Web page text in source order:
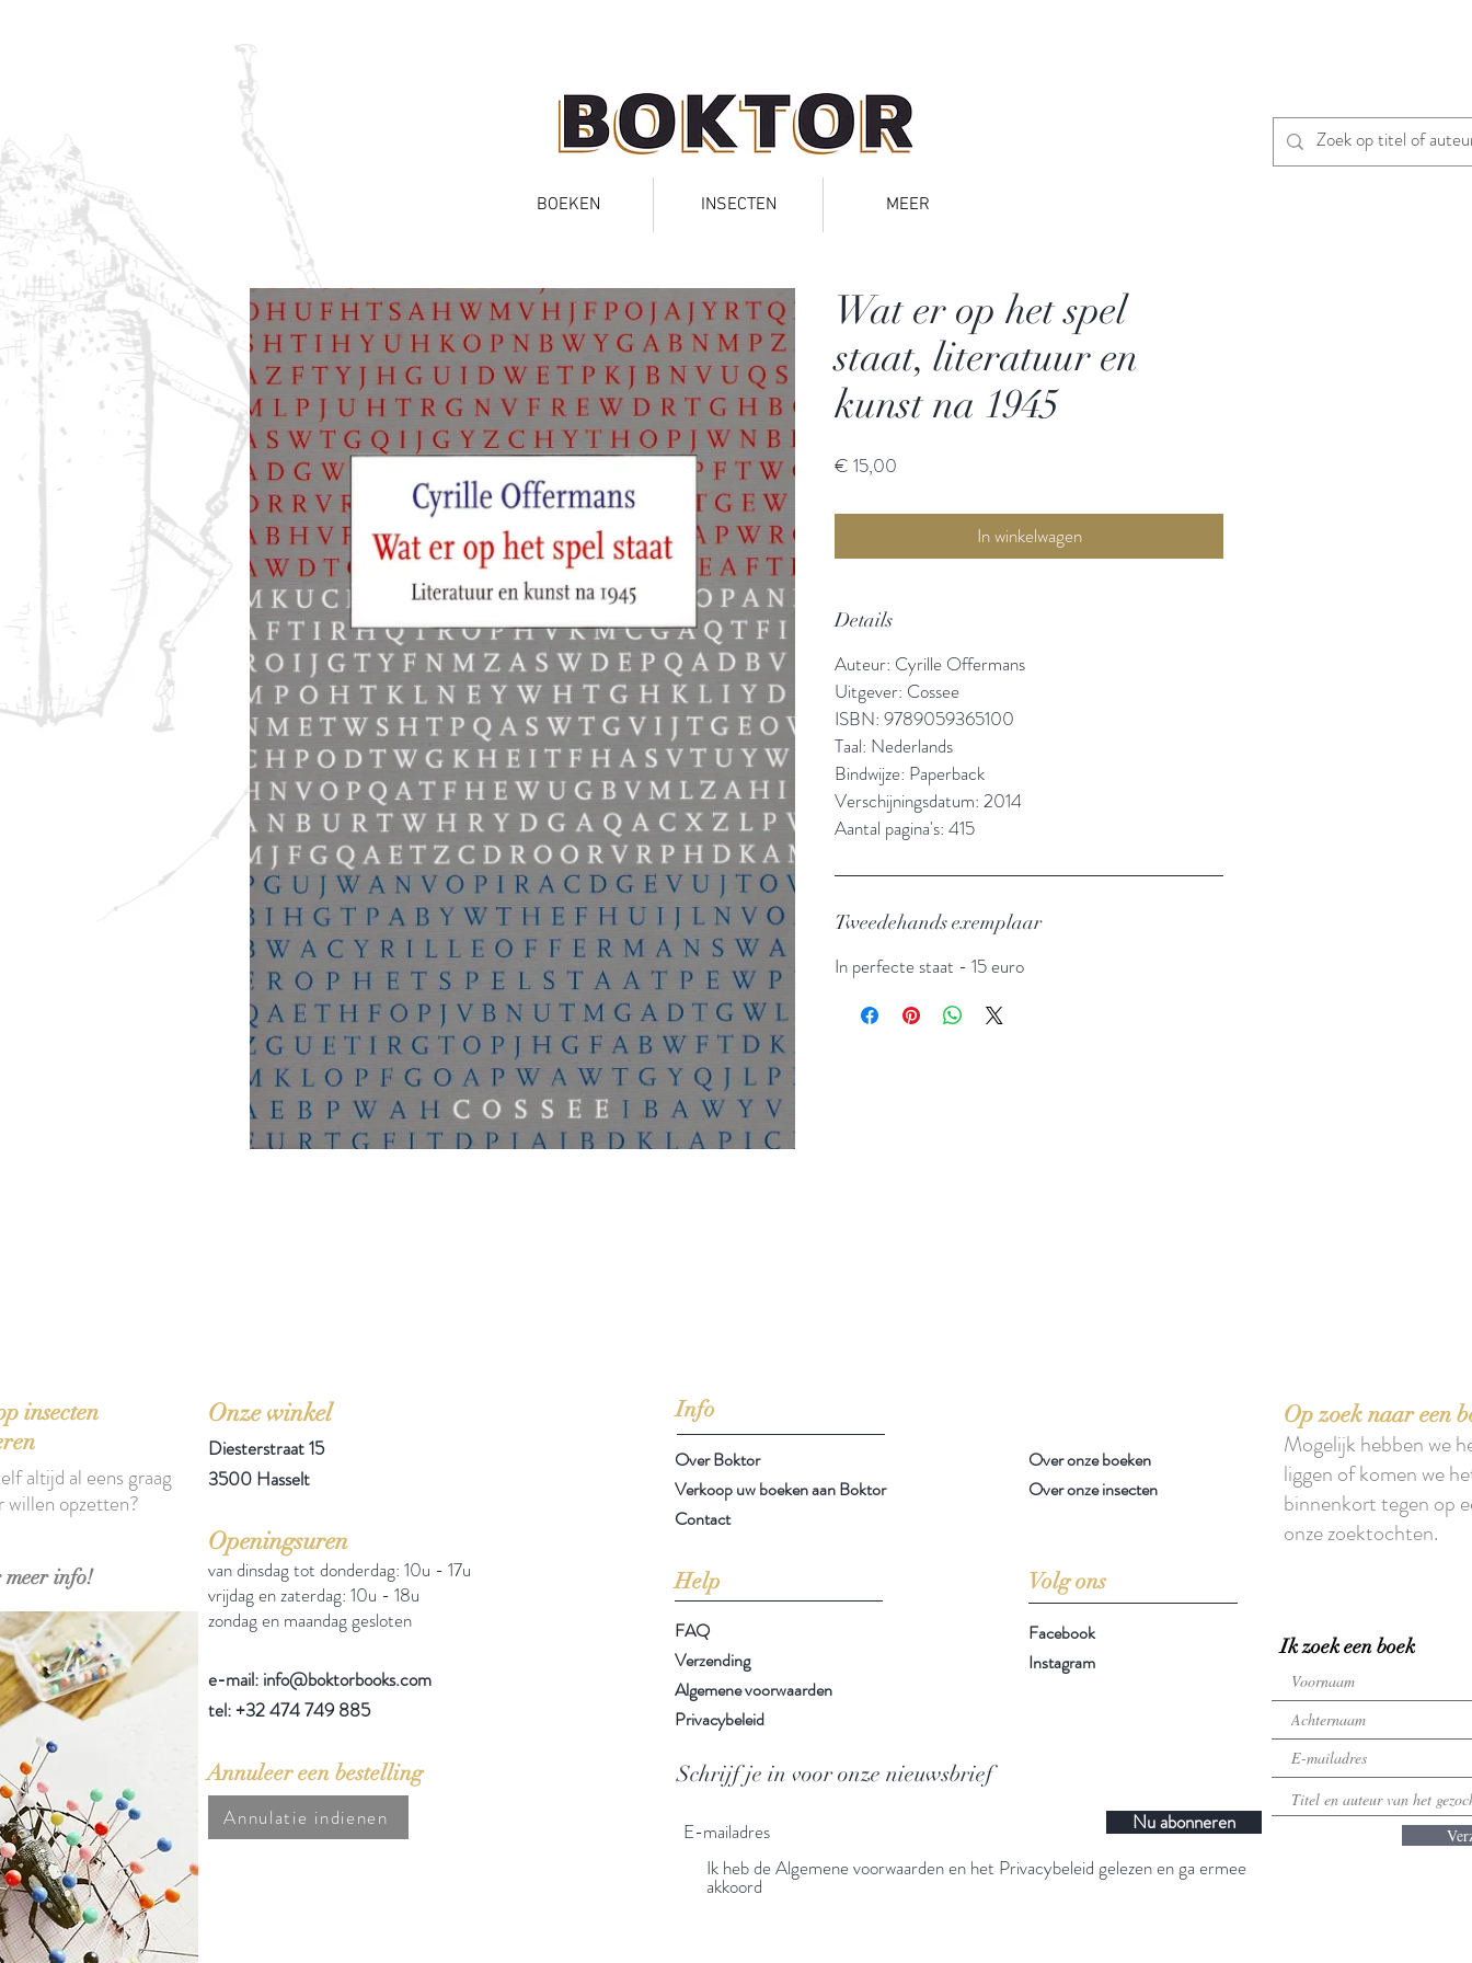
BOEKEN INSECTEN MEER
Wat er op het spel
staat, literatuur en
kunst na 1945
€ 15,00
In winkelwagen
Details
Auteur: Cyrille Offermans
Uitgever: Cossee
ISBN: 9789059365100
Taal: Nederlands
Bindwijze: Paperback
Verschijningsdatum: 2014
Aantal pagina's: 415
Tweedehands exemplaar
In perfecte staat - 15 euro
insecten
info!
altijd al eens graag
willen opzetten?
Onze winkel
Diesterstraat 15
3500 Hasselt
Openingsuren
van dinsdag tot donderdag: 10u - 17u
vrijdag en zaterdag: 10u - 18u
zondag en maandag gesloten
e-mail: info@boktorbooks.com
tel: +32 474 749 885
Info
Over Boktor
Verkoop uw boeken aan Boktor
Contact
Help Volg ons
Op zoek naar een
Mogelijk hebben we
liggen of komen we
binnenkort tegen op
onze zoektochten.
FAQ
Verzending
Algemene voorwaarden
Privacybeleid
Facebook
Instagram
Schrijf je in voor onze nieuwsbrief
Nu abonneren
Ik heb de Algemene voorwaarden en het Privacybeleid gelezen en ga ermee
akkoord
Ik zoek een boek
Over onze boeken
Over onze insecten
Annuleer een bestelling
Annulatie indienen